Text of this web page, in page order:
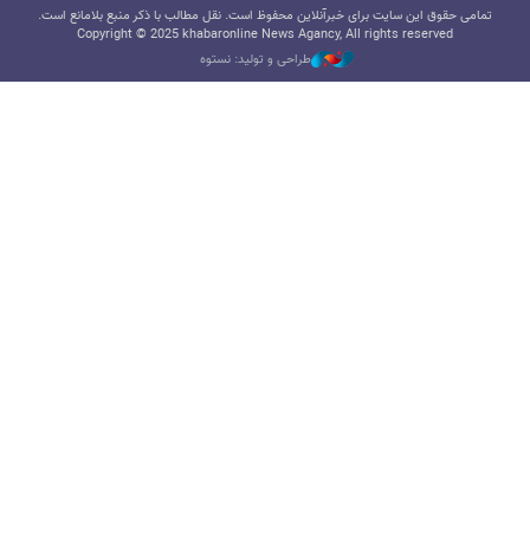
تمامی حقوق این سایت برای خبرآنلاین محفوظ است. نقل مطالب با ذکر منبع بلامانع است.
Copyright © 2025 khabaronline News Agancy, All rights reserved
طراحی و تولید: نستوه